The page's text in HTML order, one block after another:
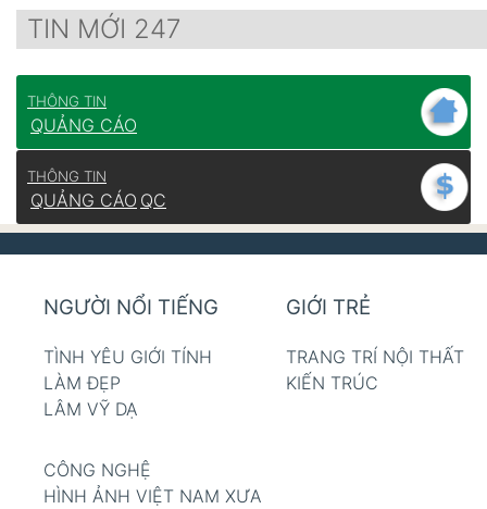
TIN MỚI 247
THÔNG TIN
QUẢNG CÁO
THÔNG TIN
QUẢNG CÁO QC
NGƯỜI NỔI TIẾNG
TÌNH YÊU GIỚI TÍNH
LÀM ĐẸP
LÂM VỸ DẠ
GIỚI TRẺ
TRANG TRÍ NỘI THẤT
KIẾN TRÚC
CÔNG NGHỆ
HÌNH ẢNH VIỆT NAM XƯA